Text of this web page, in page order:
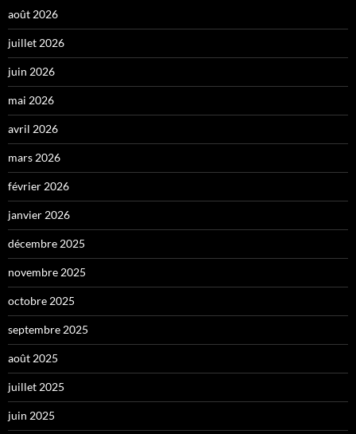
août 2026
juillet 2026
juin 2026
mai 2026
avril 2026
mars 2026
février 2026
janvier 2026
décembre 2025
novembre 2025
octobre 2025
septembre 2025
août 2025
juillet 2025
juin 2025